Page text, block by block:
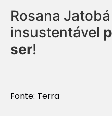
Rosana Jatobá
insustentável
ser!
Fonte: Terra